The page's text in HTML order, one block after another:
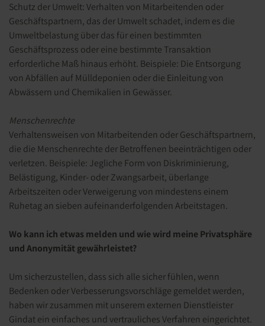
Schutz der Umwelt: Verhalten von Mitarbeitenden oder
Geschäftspartnern, das der Umwelt schadet, indem es die
Umweltbelastung über das für einen bestimmten
Geschäftsprozess oder eine bestimmte Transaktion
erforderliche Maß hinaus erhöht. Beispiele: Die Entsorgung
von Abfällen auf Mülldeponien oder die Einleitung von
Abwässern und Chemikalien in Gewässer.
Menschenrechte
Verhaltensweisen von Mitarbeitenden oder Geschäftspartnern,
die die Menschenrechte der Betroffenen beeinträchtigen oder
verletzen. Beispiele: Jegliche Form von Diskriminierung,
Belästigung, Kinder- oder Zwangsarbeit, überlange
Arbeitszeiten oder Verweigerung von mindestens einem
Ruhetag an sieben aufeinanderfolgenden Arbeitstagen.
Wo kann ich etwas melden und wie wird meine Privatsphäre
und Anonymität gewährleistet?
Um sicherzustellen, dass sich alle sicher fühlen, wenn
Bedenken oder Verbesserungsvorschläge gemeldet werden,
haben wir zusammen mit unserem externen Dienstleister
Gindat ein einfaches und vertrauliches Verfahren eingerichtet.